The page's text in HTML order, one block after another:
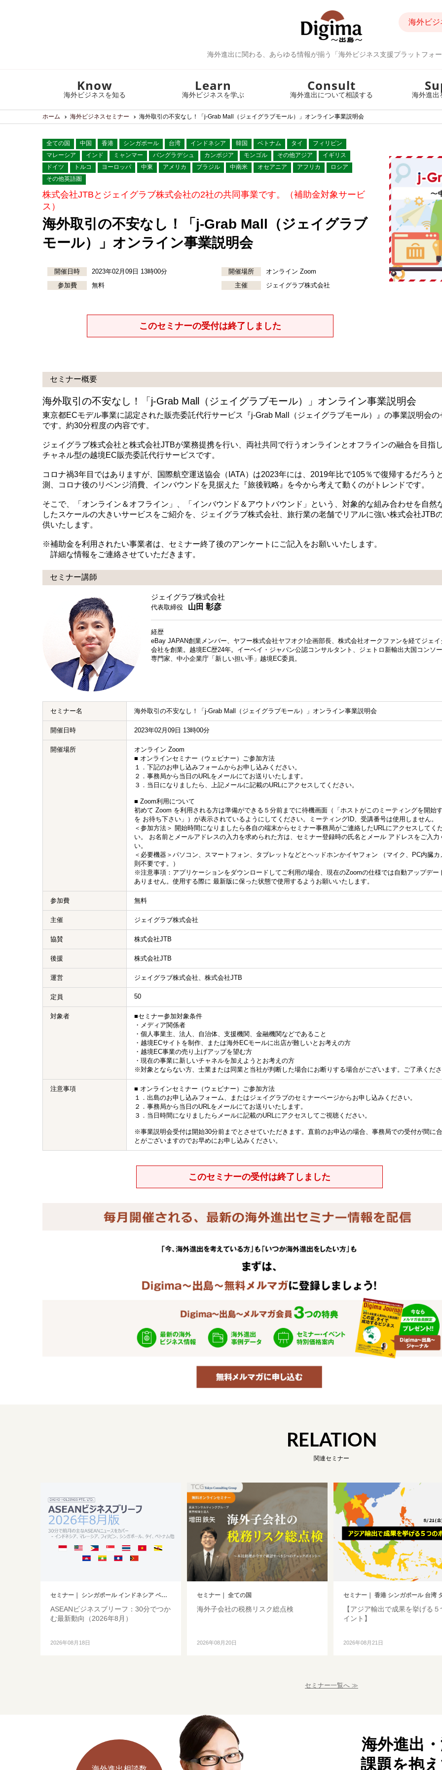
海外進出に関わる、あらゆる情報が揃う「海外ビジネス支援プラットフォー
海外ビジ
Know
海外ビジネスを知る
Learn
海外ビジネスを学ぶ
Consult
海外進出について相談する 海外進出
ホーム 海外ビジネスセミナー 海外取引の不安なし！「j-Grab Mall（ジェイグラブモール）」オンライン事業説明会
全ての国 中国 香港 シンガポール 台湾 インドネシア 韓国 ベトナム タイ
フィリピン
マレーシア
インド ミャンマー バングラデシュ カンボジア モンゴル その他アジア
イギリス
ドイツ
トルコ ヨーロッパ 中東 アメリカ ブラジル 中南米 オセアニア アフリカ
ロシア
その他英語圏
株式会社JTBとジェイグラブ株式会社の2社の共同事業です。（補助金対象サービ
ス）
海外取引の不安なし！「j-Grab Mall（ジェイグラブ
モール）」オンライン事業説明会
開催日時 2023年02月09日 13時00分 開催場所
オンライン Zoom
参加費
無料 主催 ジェイグラブ株式会社
このセミナーの受付は終了しました
セミナー概要
海外取引の不安なし！「j-Grab Mall（ジェイグラブモール）」オンライン事業説明会
東京都ECモデル事業に認定された販売委託代行サービス『j-Grab Mall（ジェイグラブモール）』の事業説明会の
です。約30分程度の内容です。
ジェイグラブ株式会社と株式会社JTBが業務提携を行い、両社共同で行うオンラインとオフラインの融合を目指
チャネル型の越境EC販売委託代行サービスです。
コロナ禍3年目ではありますが、国際航空運送協会（IATA）は2023年には、2019年比で105％で復帰するだろう
測、コロナ後のリベンジ消費、インバウンドを見据えた『旅後戦略』を今から考えて動くのがトレンドです。
そこで、「オンライン＆オフライン」、「インバウンド＆アウトバウンド」という、対象的な組み合わせを自然
したスケールの大きいサービスをご紹介を、ジェイグラブ株式会社、旅行業の老舗でリアルに強い株式会社JTB
供いたします。
※補助金を利用されたい事業者は、セミナー終了後のアンケートにご記入をお願いいたします。
詳細な情報をご連絡させていただきます。
セミナー講師
ジェイグラブ株式会社
代表取締役 山田 彰彦
経歴
eBay JAPAN創業メンバー、ヤフー株式会社ヤフオク!企画部長、株式会社オークファンを経てジェ
会社を創業。越境EC歴24年。イーベイ・ジャパン公認コンサルタント、ジェトロ新輸出大国コンソ
専門家、中小企業庁「新しい担い手」越境EC委員。
セミナー名 海外取引の不安なし！「j-Grab Mall（ジェイグラブモール）」オンライン事業説明会
開催日時 2023年02月09日 13時00分
開催場所
オンライン Zoom
■ オンラインセミナー（ウェビナー）ご参加方法
１．下記のお申し込みフォームからお申し込みください。
２．事務局から当日のURLをメールにてお送りいたします。
３．当日になりましたら、上記メールに記載のURLにアクセスしてください。
■ Zoom利用について
初めて Zoom を利用される方は準備ができる５分前までに待機画面（「ホストがこのミーティングを開始
を お待ち下さい」）が表示されているようにしてください。ミーティングID、受講番号は使用しません。
＜参加方法＞ 開始時間になりましたら各自の端末からセミナー事務局がご連絡したURLにアクセスしてく
い。 お名前とメールアドレスの入力を求められた方は、セミナー登録時の氏名とメール アドレスをご入力
い。
＜必要機器＞パソコン、スマートフォン、タブレットなどとヘッドホンかイヤフォン （マイク、PC内臓カ
則不要です。）
※注意事項：アプリケーションをダウンロードしてご利用の場合、現在のZoomの仕様では自動アップデー
ありません。使用する際に 最新版に保った状態で使用するようお願いいたします。
参加費 無料
主催 ジェイグラブ株式会社
協賛 株式会社JTB
後援 株式会社JTB
運営 ジェイグラブ株式会社、株式会社JTB
定員 50
対象者
■セミナー参加対象条件
・メディア関係者
・個人事業主、法人、自治体、支援機関、金融機関などであること
・越境ECサイトを制作、または海外ECモールに出店が難しいとお考えの方
・越境EC事業の売り上げアップを望む方
・現在の事業に新しいチャネルを加えようとお考えの方
※対象とならない方、士業または同業と当社が判断した場合にお断りする場合がございます。ご了承くださ
注意事項
■ オンラインセミナー（ウェビナー）ご参加方法
１．出島のお申し込みフォーム、またはジェイグラブのセミナーページからお申し込みください。
２．事務局から当日のURLをメールにてお送りいたします。
３．当日時間になりましたらメールに記載のURLにアクセスしてご視聴ください。
※事業説明会受付は開始30分前までとさせていただきます。直前のお申込の場合、事務局での受付が間に
とがございますのでお早めにお申し込みください。
このセミナーの受付は終了しました
RELATION
関連セミナー
セミナー｜ シンガポール インドネシア ベトナム タイ フィリピン マレーシア ミャンマー カンボジア その他アジア
ASEANビジネスブリーフ：30分でつか
む最新動向（2026年8月）
2026年08月18日
セミナー｜ 全ての国
海外子会社の税務リスク総点検
2026年08月20日
セミナー｜ 香港 シンガポール 台湾 タイ マ
【アジア輸出で成果を挙げる５
イント】
2026年08月21日
セミナー一覧へ ≫
海外進出
課題を抱